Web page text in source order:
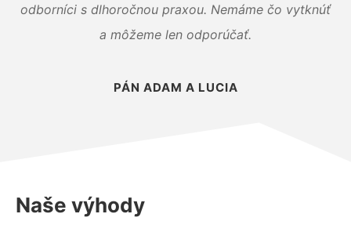
odborníci s dlhoročnou praxou. Nemáme čo vytknúť
a môžeme len odporúčať.
PÁN ADAM A LUCIA
Naše výhody